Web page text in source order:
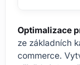
Optimalizace
ze základních
commerce.